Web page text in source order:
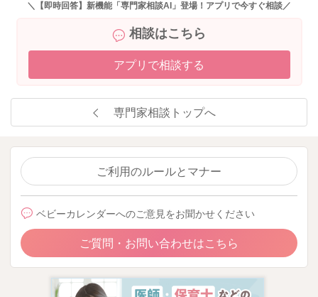
＼【即時回答】新機能「専門家相談AI」登場！アプリで今すぐ相談／
相談はこちら
アプリで相談する
専門家相談トップへ
ご利用のルールとマナー
ベビーカレンダーへのご意見をお聞かせください
ご質問・お問い合わせはこちら